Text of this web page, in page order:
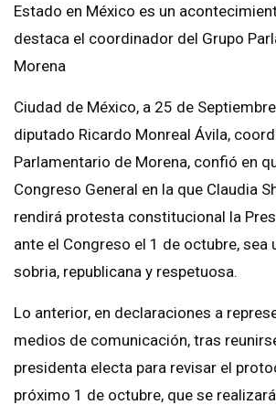
Estado en México es un
destaca el coordinador del Grupo
Morena
Ciudad de México, a 25 de
diputado Ricardo Monreal Ávila,
Parlamentario de Morena, confió en
Congreso General en la que Claudia
rendirá protesta constitucional la
ante el Congreso el 1 de octubre, sea
sobria, republicana y respetuosa.
Lo anterior, en declaraciones a
medios de comunicación, tras
presidenta electa para revisar el
próximo 1 de octubre, que se